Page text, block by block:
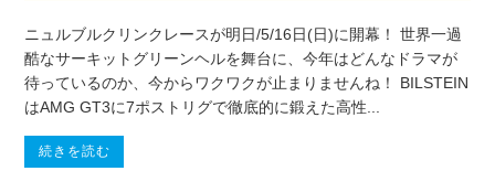
ニュルブルクリンクレースが明日/5/16日(日)に開幕！ 世界一過
酷なサーキットグリーンヘルを舞台に、今年はどんなドラマが
待っているのか、今からワクワクが止まりませんね！ BILSTEIN
はAMG GT3に7ポストリグで徹底的に鍛えた高性...
続きを読む